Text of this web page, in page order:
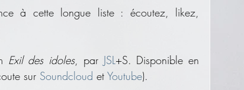
à cette longue liste : écoutez, likez,
Exil des idoles, par JSL+S. Disponible en
sur Soundcloud et Youtube).